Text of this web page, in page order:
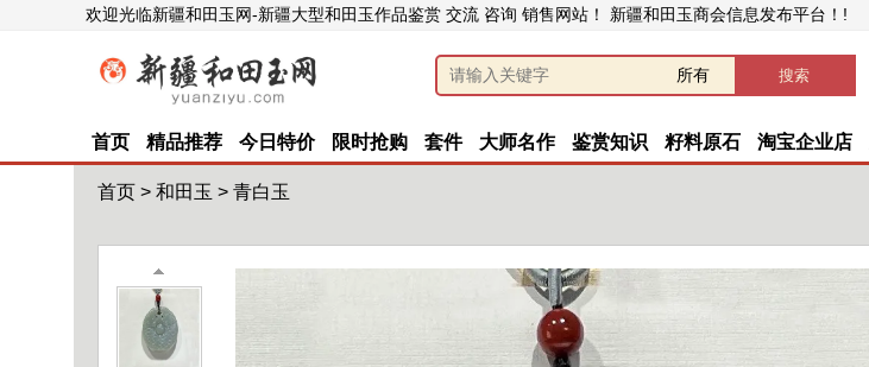
欢迎光临新疆和田玉网-新疆大型和田玉作品鉴赏 交流 咨询 销售网站！ 新疆和田玉商会信息发布平台！!
首页 精品推荐 今日特价 限时抢购 套件 大师名作 鉴赏知识 籽料原石 淘宝企业店
首页 > 和田玉 > 青白玉